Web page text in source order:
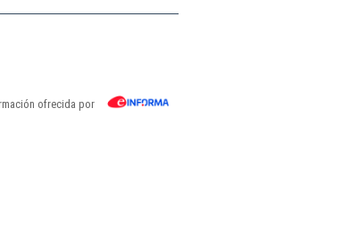
ofrecida por